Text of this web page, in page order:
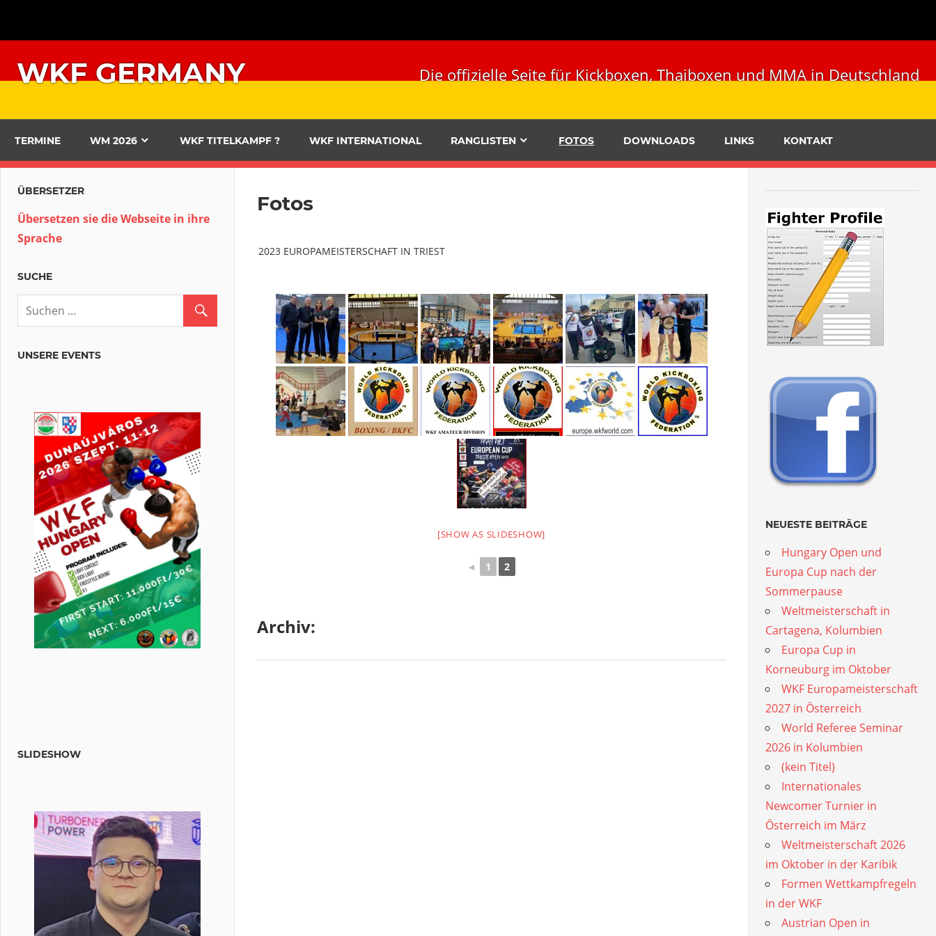
WKF GERMANY Die offizielle Seite für Kickboxen, Thaiboxen und MMA in Deutschland
TERMINE WM 2026 WKF TITELKAMPF ? WKF INTERNATIONAL RANGLISTEN FOTOS DOWNLOADS LINKS KONTAKT
Fotos
2023 EUROPAMEISTERSCHAFT IN TRIEST
[SHOW AS SLIDESHOW]
◄ 1 2
Archiv:
ÜBERSETZER
Übersetzen sie die Webseite in ihre
Sprache
SUCHE
UNSERE EVENTS
SLIDESHOW
NEUESTE BEITRÄGE
Hungary Open und
Europa Cup nach der
Sommerpause
Weltmeisterschaft in
Cartagena, Kolumbien
Europa Cup in
Korneuburg im Oktober
WKF Europameisterschaft
2027 in Österreich
World Referee Seminar
2026 in Kolumbien
(kein Titel)
Internationales
Newcomer Turnier in
Österreich im März
Weltmeisterschaft 2026
im Oktober in der Karibik
Formen Wettkampfregeln
in der WKF
Austrian Open in